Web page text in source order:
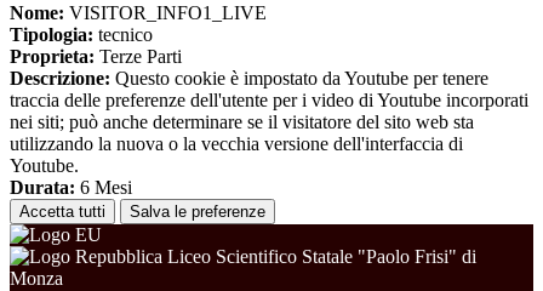
Nome: VISITOR_INFO1_LIVE
Tipologia: tecnico
Proprieta: Terze Parti
Descrizione: Questo cookie è impostato da Youtube per tenere
traccia delle preferenze dell'utente per i video di Youtube incorporati
nei siti; può anche determinare se il visitatore del sito web sta
utilizzando la nuova o la vecchia versione dell'interfaccia di
Youtube.
Durata: 6 Mesi
Accetta tutti Salva le preferenze
Liceo Scientifico Statale "Paolo Frisi" di
Monza